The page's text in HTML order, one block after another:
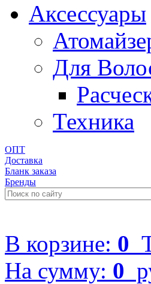
Aксессуары
Для
Техника
ОПТ
Доставка
Бланк заказа
Бренды
В корзине: 0
На сумму: 0